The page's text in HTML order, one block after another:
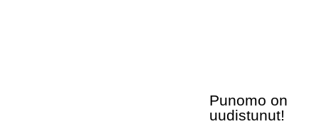
Punomo on
uudistunut!